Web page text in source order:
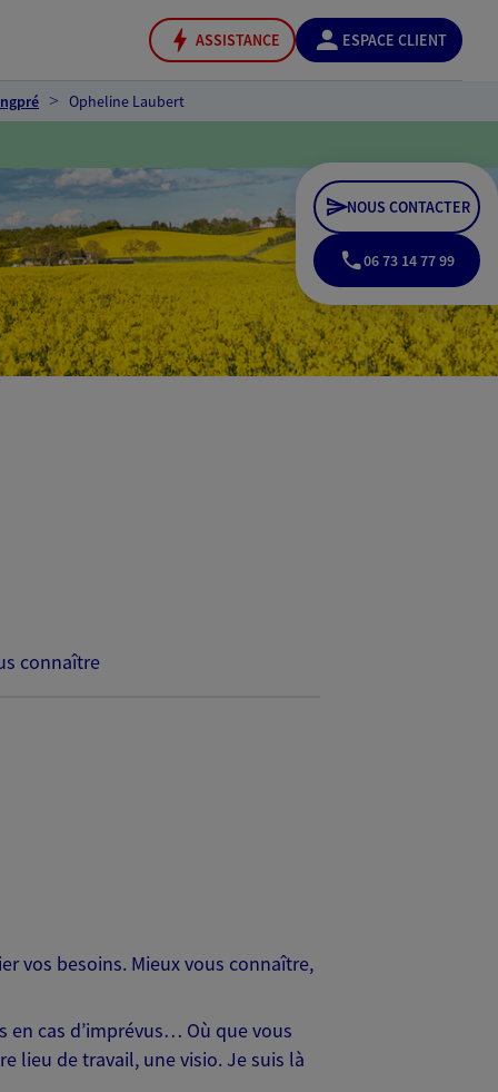
ASSISTANCE ESPACE CLIENT
Opheline Laubert
NOUS CONTACTER
06 73 14 77 99
connaître
vos besoins. Mieux vous connaître,
en cas d’imprévus… Où que vous
lieu de travail, une visio. Je suis là